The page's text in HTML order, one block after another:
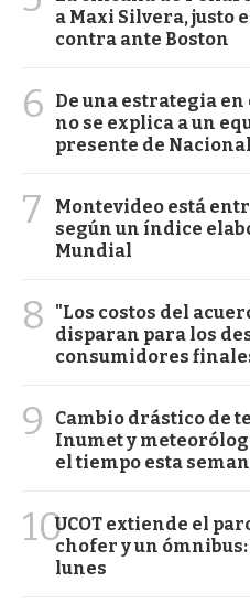
a Maxi Silvera, justo
contra ante Boston
6
De una estrategia en
no se explica a un
presente de Nacional
7
Montevideo está
según un índice
Mundial
8
"Los costos del
disparan para los
consumidores
9
Cambio drástico de
Inumet y
el tiempo esta
10UCOT extiende el
chofer y un
lunes